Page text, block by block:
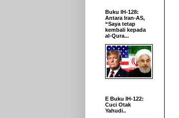
Buku IH-128:
Antara Iran-AS,
“Saya tetap
kembali kepada
al-Qura...
E Buku IH-122:
Cuci Otak
Yahudi..